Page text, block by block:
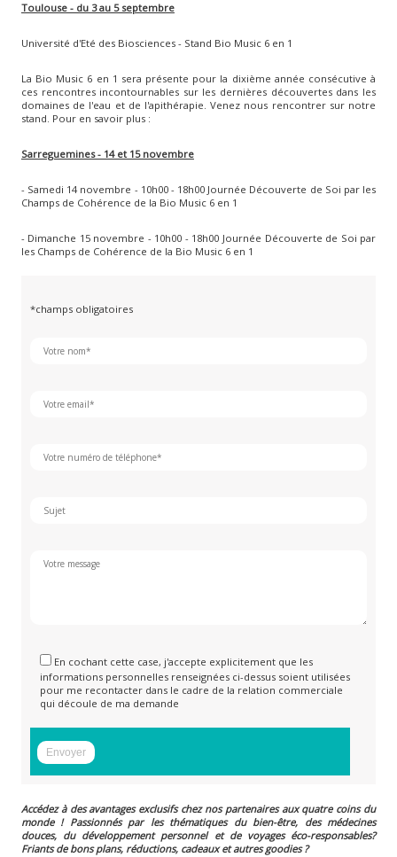
Toulouse - du 3 au 5 septembre
Université d'Eté des Biosciences - Stand Bio Music 6 en 1
La Bio Music 6 en 1 sera présente pour la dixième année consécutive à
ces rencontres incontournables sur les dernières découvertes dans les
domaines de l'eau et de l'apithérapie. Venez nous rencontrer sur notre
stand. Pour en savoir plus :
Sarreguemines - 14 et 15 novembre
- Samedi 14 novembre - 10h00 - 18h00 Journée Découverte de Soi par les
Champs de Cohérence de la Bio Music 6 en 1
- Dimanche 15 novembre - 10h00 - 18h00 Journée Découverte de Soi par
les Champs de Cohérence de la Bio Music 6 en 1
*champs obligatoires
En cochant cette case, j'accepte explicitement que les
informations personnelles renseignées ci-dessus soient utilisées
pour me recontacter dans le cadre de la relation commerciale
qui découle de ma demande
Accédez à des avantages exclusifs chez nos partenaires aux quatre coins du
monde ! Passionnés par les thématiques du bien-être, des médecines
douces, du développement personnel et de voyages éco-responsables?
Friants de bons plans, réductions, cadeaux et autres goodies ?